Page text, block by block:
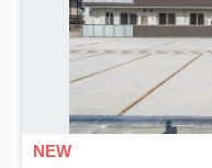
NEW